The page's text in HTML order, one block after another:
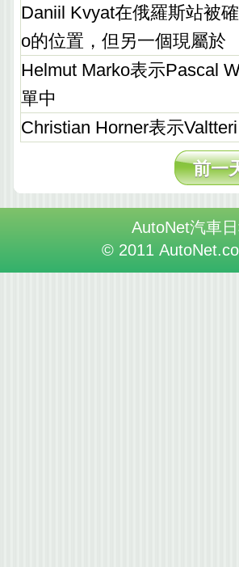
Daniil Kvyat在俄羅斯站被
o的位置，但另一個現屬於
Helmut Marko表示Pascal
單中
Christian Horner表示
前一
AutoNet汽車
© 2011